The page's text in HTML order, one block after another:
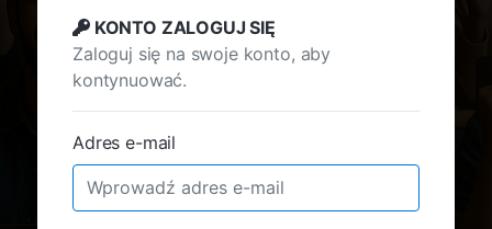
KONTO ZALOGUJ SIĘ
Zaloguj się na swoje konto, aby
kontynuować.
Adres e-mail